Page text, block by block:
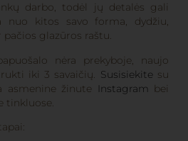
darbo, todėl jų detalės gali
nuo kitos savo forma, dydžiu,
glazūros raštu.
nėra prekyboje, naujo
iki 3 savaičių. Susisiekitesu
asmenine žinute Instagram bei
tinkluose.